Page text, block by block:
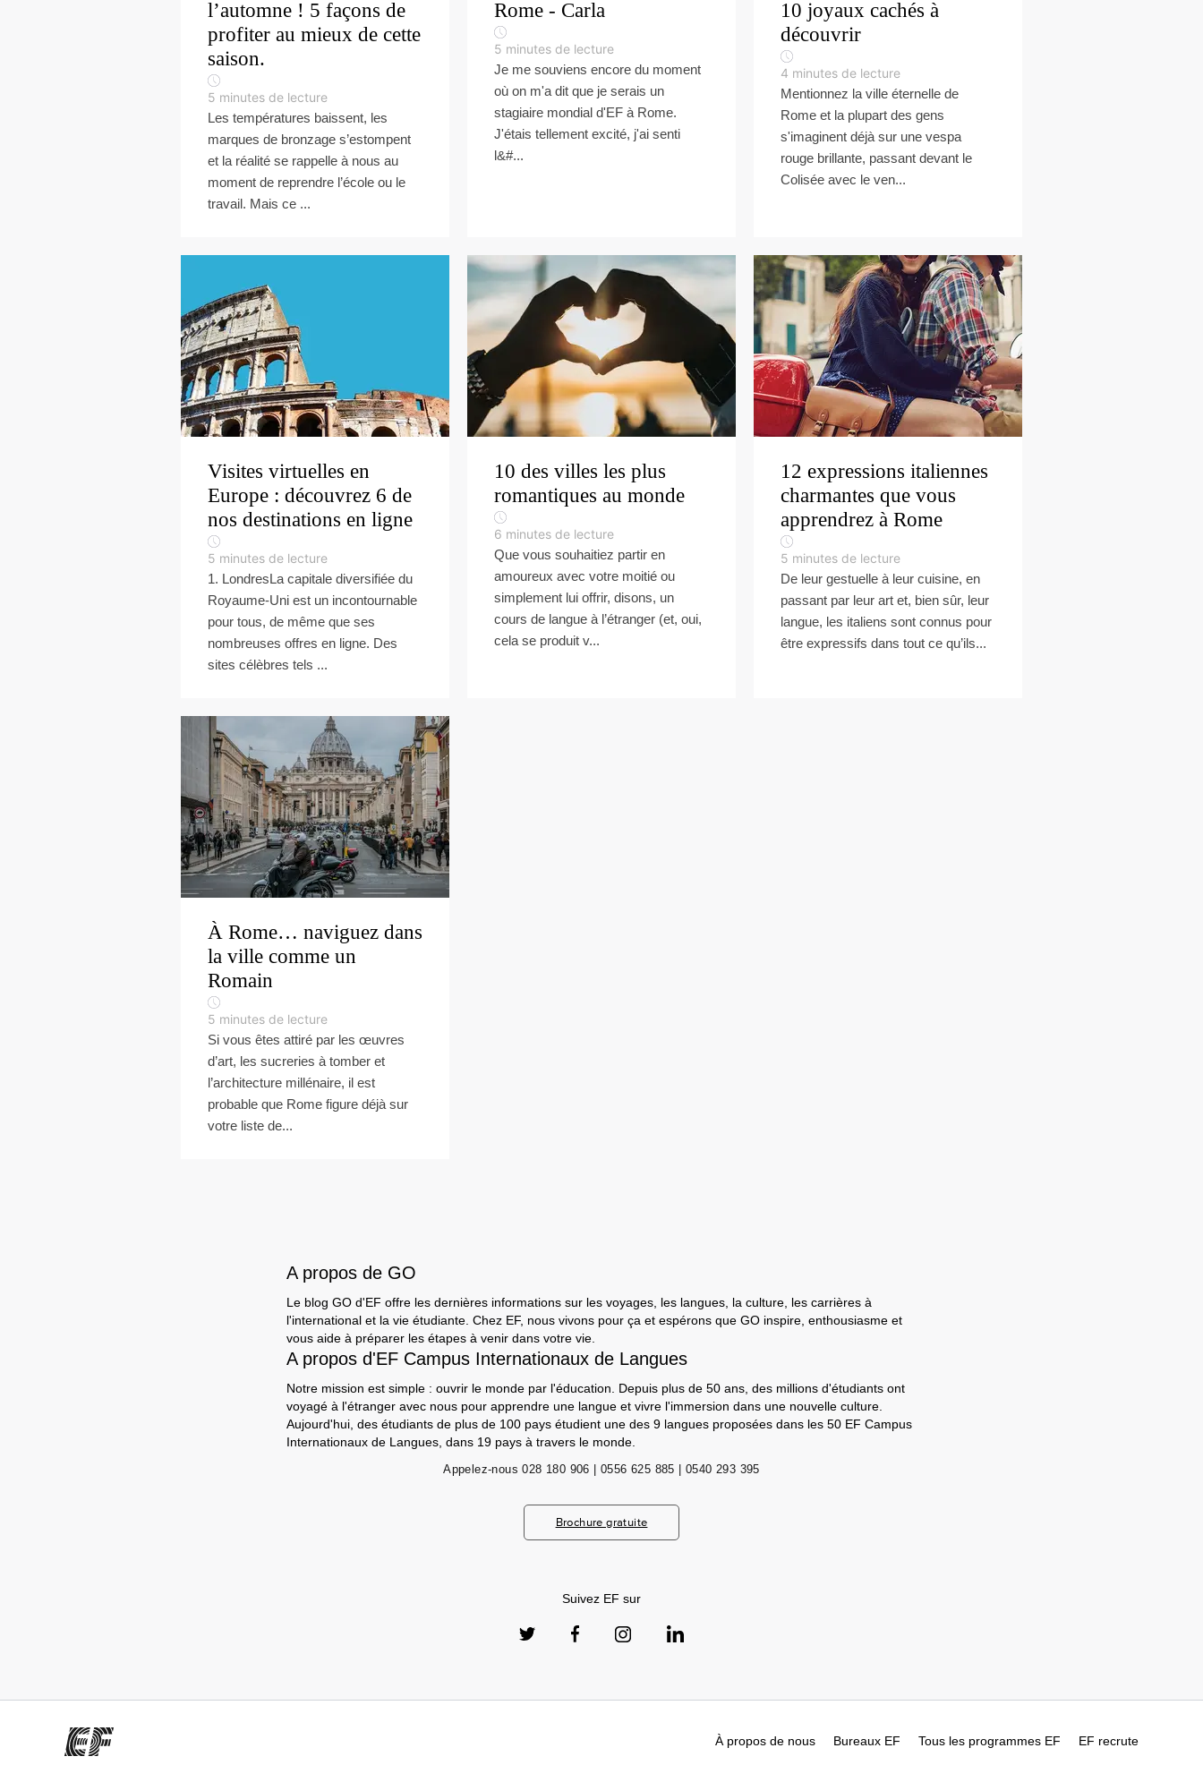
l’automne ! 5 façons de
profiter au mieux de cette
saison.
5 minutes de lecture
Les températures baissent, les
marques de bronzage s’estompent
et la réalité se rappelle à nous au
moment de reprendre l’école ou le
travail. Mais ce ...
Rome - Carla
5 minutes de lecture
Je me souviens encore du moment
où on m'a dit que je serais un
stagiaire mondial d'EF à Rome.
J'étais tellement excité, j'ai senti
l&#...
10 joyaux cachés à
découvrir
4 minutes de lecture
Mentionnez la ville éternelle de
Rome et la plupart des gens
s'imaginent déjà sur une vespa
rouge brillante, passant devant le
Colisée avec le ven...
Visites virtuelles en
Europe : découvrez 6 de
nos destinations en ligne
5 minutes de lecture
1. LondresLa capitale diversifiée du
Royaume-Uni est un incontournable
pour tous, de même que ses
nombreuses offres en ligne. Des
sites célèbres tels ...
10 des villes les plus
romantiques au monde
6 minutes de lecture
Que vous souhaitiez partir en
amoureux avec votre moitié ou
simplement lui offrir, disons, un
cours de langue à l’étranger (et, oui,
cela se produit v...
12 expressions italiennes
charmantes que vous
apprendrez à Rome
5 minutes de lecture
De leur gestuelle à leur cuisine, en
passant par leur art et, bien sûr, leur
langue, les italiens sont connus pour
être expressifs dans tout ce qu’ils...
À Rome… naviguez dans
la ville comme un
Romain
5 minutes de lecture
Si vous êtes attiré par les œuvres
d’art, les sucreries à tomber et
l’architecture millénaire, il est
probable que Rome figure déjà sur
votre liste de...
A propos de GO
Le blog GO d'EF offre les dernières informations sur les voyages, les langues, la culture, les carrières à
l'international et la vie étudiante. Chez EF, nous vivons pour ça et espérons que GO inspire, enthousiasme et
vous aide à préparer les étapes à venir dans votre vie.
A propos d'EF Campus Internationaux de Langues
Notre mission est simple : ouvrir le monde par l'éducation. Depuis plus de 50 ans, des millions d'étudiants ont
voyagé à l'étranger avec nous pour apprendre une langue et vivre l'immersion dans une nouvelle culture.
Aujourd'hui, des étudiants de plus de 100 pays étudient une des 9 langues proposées dans les 50 EF Campus
Internationaux de Langues, dans 19 pays à travers le monde.
Appelez-nous 028 180 906 | 0556 625 885 | 0540 293 395
Brochure gratuite
Suivez EF sur
À propos de nous Bureaux EF Tous les programmes EF EF recrute